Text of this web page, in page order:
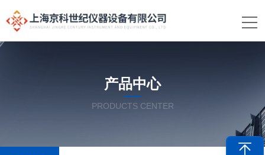
产品中心
PRODUCTS CENTER